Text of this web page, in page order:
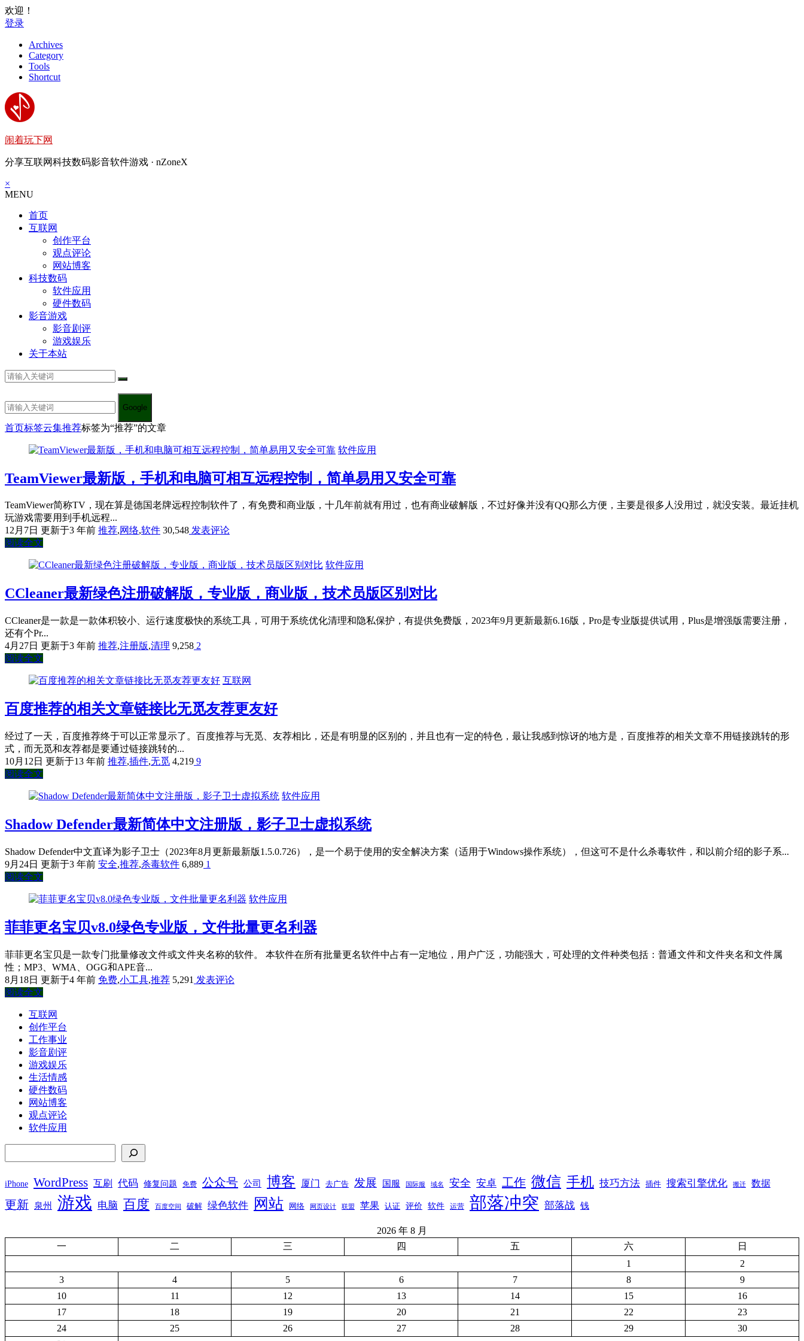
欢迎！
登录
Archives
Category
Tools
Shortcut
闹着玩下网
分享互联网科技数码影音软件游戏 · nZoneX
×
MENU
首页
互联网
创作平台
观点评论
网站博客
科技数码
软件应用
硬件数码
影音游戏
影音剧评
游戏娱乐
关于本站
Google
首页标签云集推荐标签为“推荐”的文章
软件应用
TeamViewer最新版，手机和电脑可相互远程控制，简单易用又安全可靠
TeamViewer简称TV，现在算是德国老牌远程控制软件了，有免费和商业版，十几年前就有用过，也有商业破解版，不过好像并没有QQ那么方便，主要是很多人没用过，就没安装。最近挂机
玩游戏需要用到手机远程...
12月7日 更新于3 年前 推荐,网络,软件 30,548 发表评论
阅读全文
软件应用
CCleaner最新绿色注册破解版，专业版，商业版，技术员版区别对比
CCleaner是一款是一款体积较小、运行速度极快的系统工具，可用于系统优化清理和隐私保护，有提供免费版，2023年9月更新最新6.16版，Pro是专业版提供试用，Plus是增强版需要注册，
还有个Pr...
4月27日 更新于3 年前 推荐,注册版,清理 9,258 2
阅读全文
互联网
百度推荐的相关文章链接比无觅友荐更友好
经过了一天，百度推荐终于可以正常显示了。百度推荐与无觅、友荐相比，还是有明显的区别的，并且也有一定的特色，最让我感到惊讶的地方是，百度推荐的相关文章不用链接跳转的形
式，而无觅和友荐都是要通过链接跳转的...
10月12日 更新于13 年前 推荐,插件,无觅 4,219 9
阅读全文
软件应用
Shadow Defender最新简体中文注册版，影子卫士虚拟系统
Shadow Defender中文直译为影子卫士（2023年8月更新最新版1.5.0.726），是一个易于使用的安全解决方案（适用于Windows操作系统），但这可不是什么杀毒软件，和以前介绍的影子系...
9月24日 更新于3 年前 安全,推荐,杀毒软件 6,889 1
阅读全文
软件应用
菲菲更名宝贝v8.0绿色专业版，文件批量更名利器
菲菲更名宝贝是一款专门批量修改文件或文件夹名称的软件。 本软件在所有批量更名软件中占有一定地位，用户广泛，功能强大，可处理的文件种类包括：普通文件和文件夹名和文件属
性；MP3、WMA、OGG和APE音...
8月18日 更新于4 年前 免费,小工具,推荐 5,291 发表评论
阅读全文
互联网
创作平台
工作事业
影音剧评
游戏娱乐
生活情感
硬件数码
网站博客
观点评论
软件应用
iPhone WordPress 互刷 代码 修复问题 免费 公众号 公司 博客 厦门 去广告 发展 国服 国际服 域名 安全 安卓 工作 微信 手机 技巧方法 插件 搜索引擎优化 搬迁 数据
更新 泉州 游戏 电脑 百度 百度空间 破解 绿色软件 网站 网络 网页设计 联盟 苹果 认证 评价 软件 运营 部落冲突 部落战 钱
2026 年 8 月
一
二 三 四 五 六
日
1
2
3
4 5 6 7 8
9
10
11 12 13 14 15
16
17
18 19 20 21 22
23
24
25 26 27 28 29
30